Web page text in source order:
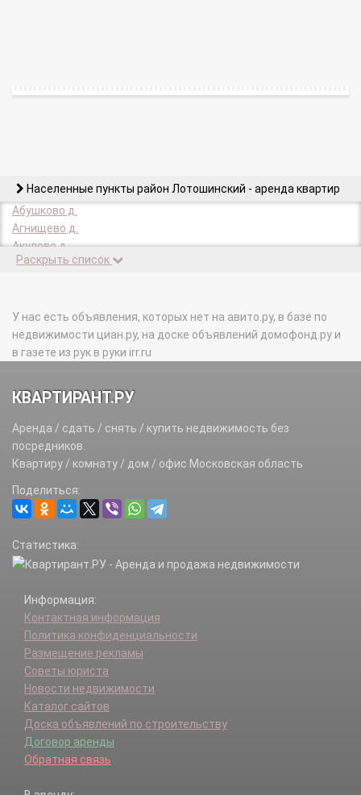
Населенные пункты район Лотошинский - аренда квартир
Абушково д.
Агнищево д.
Акулово д.
Андрейково д.
Афанасово д.
Березняки д.
Боборыкино д.
Борки д.
Боровки д.
Бородино д.
Бренево д.
Брыково д.
Введенское д.
Верейки д.
Власово д.
Волково д.
Воробьево д.
Высочки д.
Вяхирево д.
Гаврилово д.
Горсткино д.
Горы-Мещерские д.
Грибаново д.
Григорово д.
Добрино д.
Доры д.
Раскрыть список
У нас есть объявления, которых нет на авито.ру, в базе по
недвижимости циан.ру, на доске объявлений домофонд.ру и
в газете из рук в руки irr.ru
КВАРТИРАНТ.РУ
Аренда / сдать / снять / купить недвижимость без
посредников.
Квартиру / комнату / дом / офис Московская область
Поделиться:
Статистика:
Информация:
Контактная информация
Политика конфиденциальности
Размещение рекламы
Советы юриста
Новости недвижимости
Каталог сайтов
Доска объявлений по строительству
Договор аренды
Обратная связь